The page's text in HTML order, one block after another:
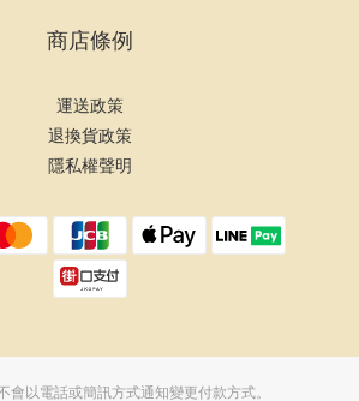
商店條例
運送政策
退換貨政策
隱私權聲明
會以電話或簡訊方式通知變更付款方式。